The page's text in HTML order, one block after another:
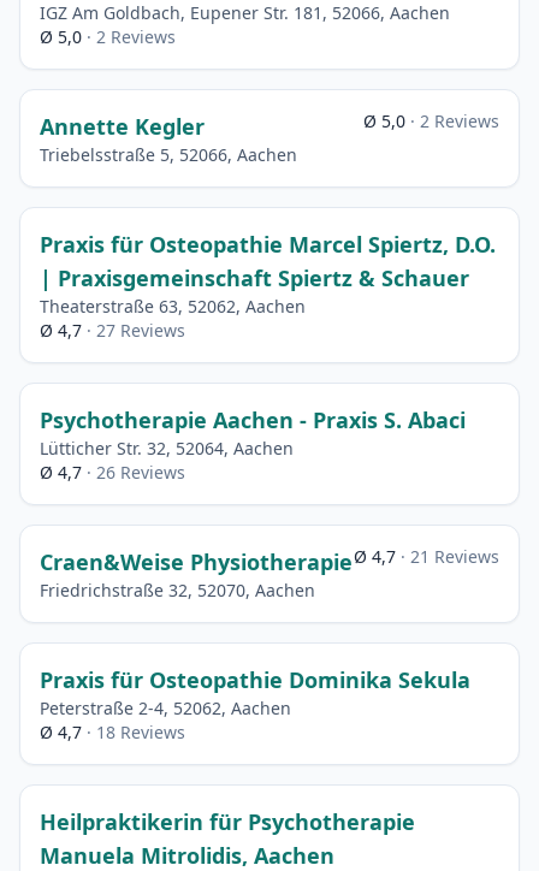
IGZ Am Goldbach, Eupener Str. 181, 52066, Aachen
Ø 5,0 · 2 Reviews
Annette Kegler
Triebelsstraße 5, 52066, Aachen
Ø 5,0 · 2 Reviews
Praxis für Osteopathie Marcel Spiertz, D.O.
| Praxisgemeinschaft Spiertz & Schauer
Theaterstraße 63, 52062, Aachen
Ø 4,7 · 27 Reviews
Psychotherapie Aachen - Praxis S. Abaci
Lütticher Str. 32, 52064, Aachen
Ø 4,7 · 26 Reviews
Craen&Weise Physiotherapie
Friedrichstraße 32, 52070, Aachen
Ø 4,7 · 21 Reviews
Praxis für Osteopathie Dominika Sekula
Peterstraße 2-4, 52062, Aachen
Ø 4,7 · 18 Reviews
Heilpraktikerin für Psychotherapie
Manuela Mitrolidis, Aachen